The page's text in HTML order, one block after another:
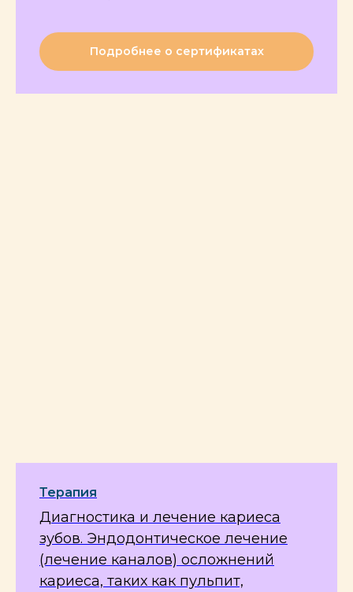
Подробнее о сертификатах
Терапия
Диагностика и лечение кариеса
зубов. Эндодонтическое лечение
(лечение каналов) осложнений
кариеса, таких как пульпит,